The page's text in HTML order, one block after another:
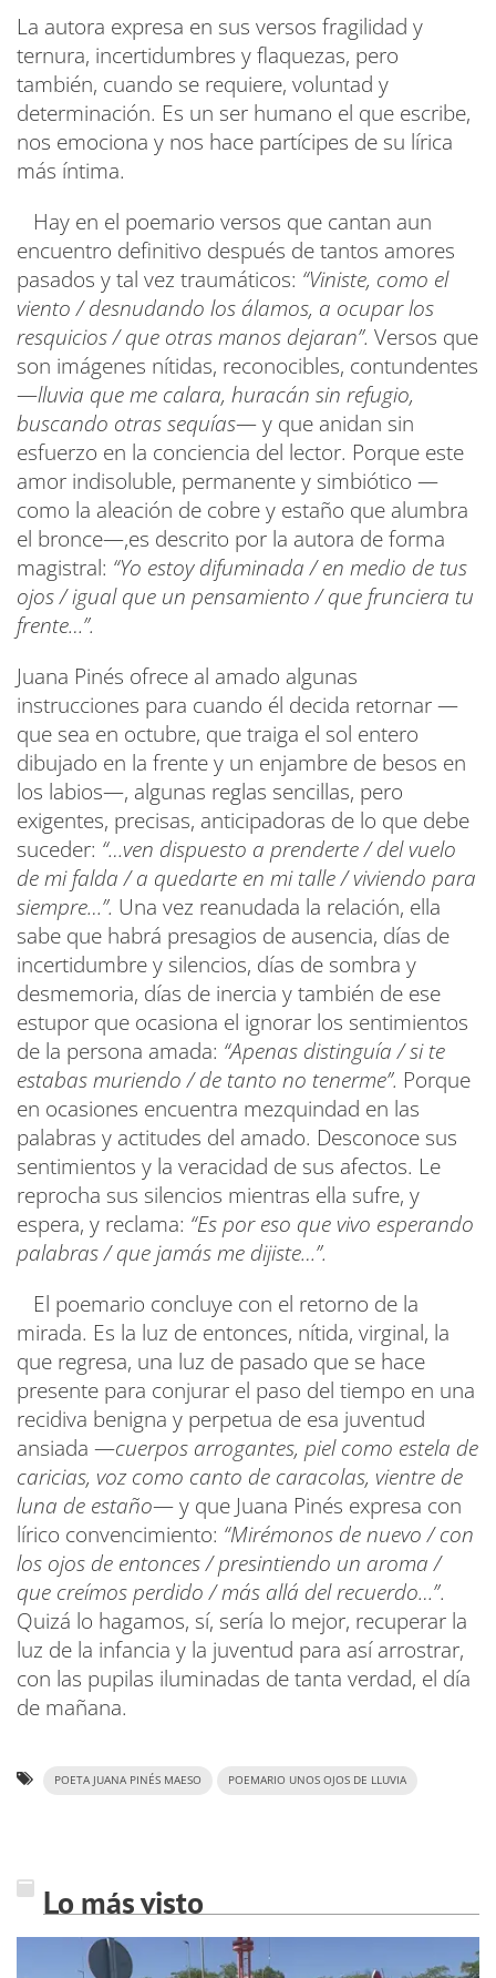
La autora expresa en sus versos fragilidad y
ternura, incertidumbres y flaquezas, pero
también, cuando se requiere, voluntad y
determinación. Es un ser humano el que escribe,
nos emociona y nos hace partícipes de su lírica
más íntima.
Hay en el poemario versos que cantan aun
encuentro definitivo después de tantos amores
pasados y tal vez traumáticos: “Viniste, como el
viento / desnudando los álamos, a ocupar los
resquicios / que otras manos dejaran”. Versos que
son imágenes nítidas, reconocibles, contundentes
—lluvia que me calara, huracán sin refugio,
buscando otras sequías— y que anidan sin
esfuerzo en la conciencia del lector. Porque este
amor indisoluble, permanente y simbiótico —
como la aleación de cobre y estaño que alumbra
el bronce—,es descrito por la autora de forma
magistral: “Yo estoy difuminada / en medio de tus
ojos / igual que un pensamiento / que frunciera tu
frente…”.
Juana Pinés ofrece al amado algunas
instrucciones para cuando él decida retornar —
que sea en octubre, que traiga el sol entero
dibujado en la frente y un enjambre de besos en
los labios—, algunas reglas sencillas, pero
exigentes, precisas, anticipadoras de lo que debe
suceder: “…ven dispuesto a prenderte / del vuelo
de mi falda / a quedarte en mi talle / viviendo para
siempre…”. Una vez reanudada la relación, ella
sabe que habrá presagios de ausencia, días de
incertidumbre y silencios, días de sombra y
desmemoria, días de inercia y también de ese
estupor que ocasiona el ignorar los sentimientos
de la persona amada: “Apenas distinguía / si te
estabas muriendo / de tanto no tenerme”. Porque
en ocasiones encuentra mezquindad en las
palabras y actitudes del amado. Desconoce sus
sentimientos y la veracidad de sus afectos. Le
reprocha sus silencios mientras ella sufre, y
espera, y reclama: “Es por eso que vivo esperando
palabras / que jamás me dijiste…”.
El poemario concluye con el retorno de la
mirada. Es la luz de entonces, nítida, virginal, la
que regresa, una luz de pasado que se hace
presente para conjurar el paso del tiempo en una
recidiva benigna y perpetua de esa juventud
ansiada —cuerpos arrogantes, piel como estela de
caricias, voz como canto de caracolas, vientre de
luna de estaño— y que Juana Pinés expresa con
lírico convencimiento: “Mirémonos de nuevo / con
los ojos de entonces / presintiendo un aroma /
que creímos perdido / más allá del recuerdo…”.
Quizá lo hagamos, sí, sería lo mejor, recuperar la
luz de la infancia y la juventud para así arrostrar,
con las pupilas iluminadas de tanta verdad, el día
de mañana.
POETA JUANA PINÉS MAESO POEMARIO UNOS OJOS DE LLUVIA
Lo más visto